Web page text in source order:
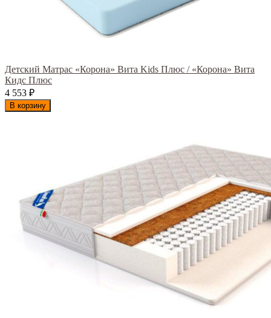
Детский Матрас «Корона» Вита Kids Плюс / «Корона» Вита
Кидс Плюс
4 553 ₽
В корзину